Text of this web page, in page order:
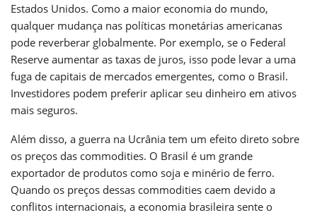
Estados Unidos. Como a maior economia do mundo,
qualquer mudança nas políticas monetárias americanas
pode reverberar globalmente. Por exemplo, se o Federal
Reserve aumentar as taxas de juros, isso pode levar a uma
fuga de capitais de mercados emergentes, como o Brasil.
Investidores podem preferir aplicar seu dinheiro em ativos
mais seguros.
Além disso, a guerra na Ucrânia tem um efeito direto sobre
os preços das commodities. O Brasil é um grande
exportador de produtos como soja e minério de ferro.
Quando os preços dessas commodities caem devido a
conflitos internacionais, a economia brasileira sente o